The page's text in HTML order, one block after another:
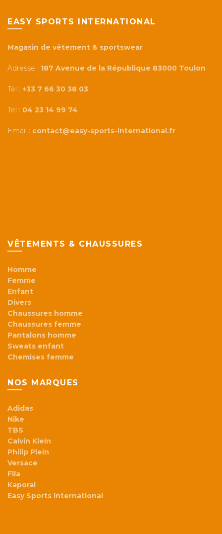
EASY SPORTS INTERNATIONAL
Magasin de vêtement & sportswear
Adresse : 187 Avenue de la République 83000 Toulon
Tel : +33 7 66 30 38 03
Tel : 04 23 14 99 74
Email : contact@easy-sports-international.fr
VÊTEMENTS & CHAUSSURES
Homme
Femme
Enfant
Divers
Chaussures homme
Chaussures femme
Pantalons homme
Sweats enfant
Chemises femme
NOS MARQUES
Adidas
Nike
TBS
Calvin Klein
Philip Plein
Versace
Fila
Kaporal
Easy Sports International